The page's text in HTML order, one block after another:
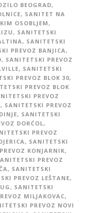
BEOGRAD,
, SANITET NA
OSOBLJEM ,
, SANITETSKI
, SANITETSKI
PREVOZ BANJICA ,
, SANITETSKI PREVOZ
, SANITETSKI
PREVOZ BLOK 30,
PREVOZ BLOK
PREVOZ
, SANITETSKI PREVOZ
, SANITETSKI
DORĆOL,
PREVOZ
, SANITETSKI
KONJARNIK,
PREVOZ
, SANITETSKI
PREVOZ LEŠTANE,
, SANITETSKI
MILJAKOVAC,
PREVOZ NOVI